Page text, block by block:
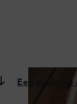
Een moderne